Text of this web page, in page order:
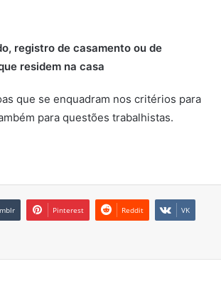
registro de casamento ou de
residem na casa
que se enquadram nos critérios para
para questões trabalhistas.
Pinterest Reddit VK